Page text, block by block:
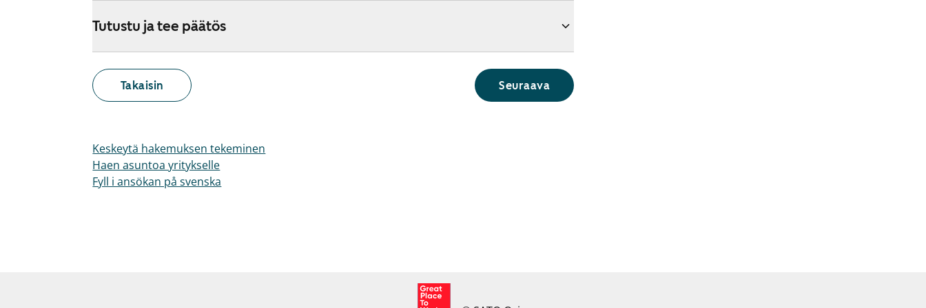
Tutustu ja tee päätös
Takaisin Seuraava
Keskeytä hakemuksen tekeminen
Haen asuntoa yritykselle
Fyll i ansökan på svenska